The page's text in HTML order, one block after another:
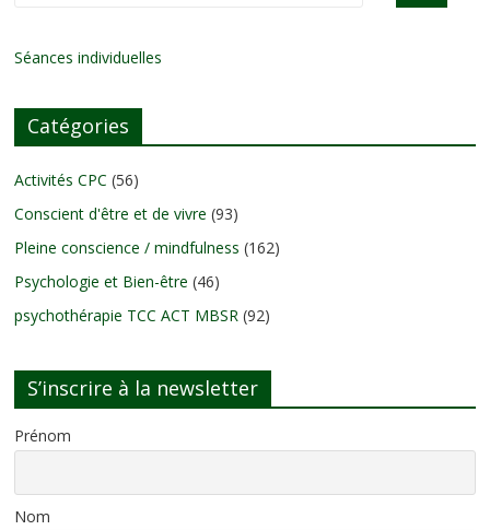
Séances individuelles
Catégories
Activités CPC (56)
Conscient d'être et de vivre (93)
Pleine conscience / mindfulness (162)
Psychologie et Bien-être (46)
psychothérapie TCC ACT MBSR (92)
S’inscrire à la newsletter
Prénom
Nom